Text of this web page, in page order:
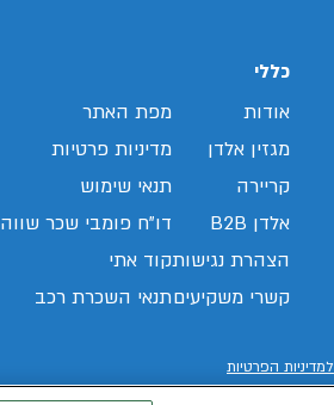
כללי
אודות
מגזין אלדן
קריירה
אלדן B2B
הצהרת נגישות
קשרי משקיעים
מפת האתר
מדיניות פרטיות
תנאי שימוש
דו"ח פומבי שכר שווה
קוד אתי
תנאי השכרת רכב
למדיניות הפרטיות